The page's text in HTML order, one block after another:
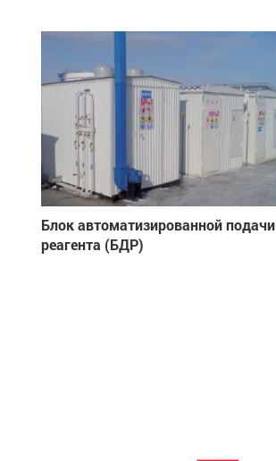
Блок автоматизированной подачи
реагента (БДР)